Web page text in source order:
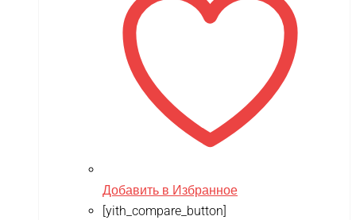
Добавить в Избранное
[yith_compare_button]